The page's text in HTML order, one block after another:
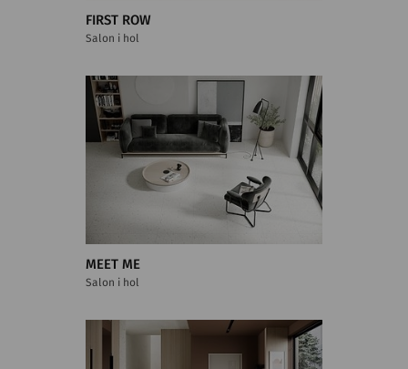
FIRST ROW
Salon i hol
MEET ME
Salon i hol